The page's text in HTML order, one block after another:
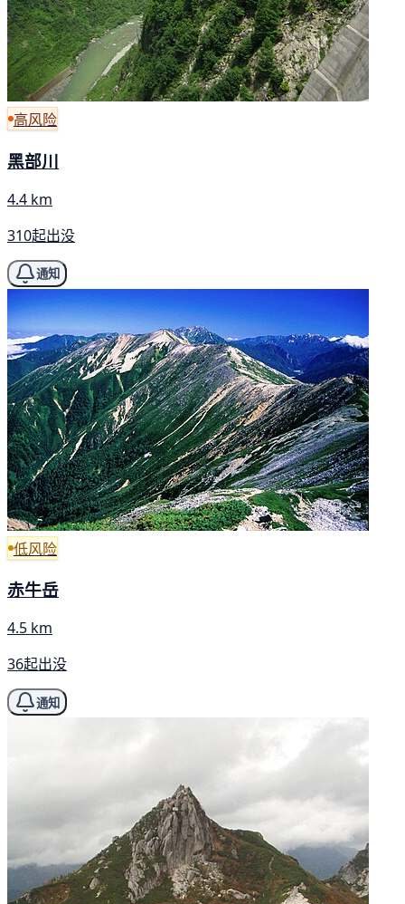
高风险
黑部川
4.4 km
310起出没
通知
低风险
赤牛岳
4.5 km
36起出没
通知